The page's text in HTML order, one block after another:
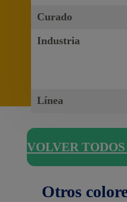
Curado
Industria
Línea
VOLVER
Otros